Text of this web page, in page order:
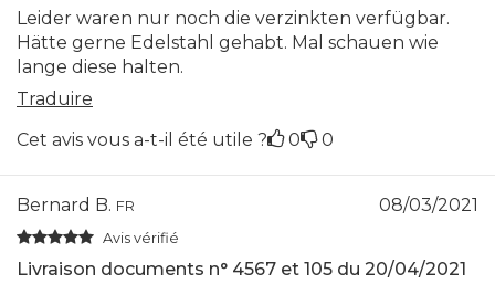
Leider waren nur noch die verzinkten verfügbar.
Hätte gerne Edelstahl gehabt. Mal schauen wie
lange diese halten.
Traduire
Cet avis vous a-t-il été utile ?
0 0
Bernard B. FR 08/03/2021
Avis vérifié
Livraison documents n° 4567 et 105 du 20/04/2021